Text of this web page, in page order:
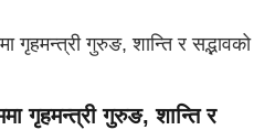
गृहमन्त्री गुरुङ, शान्ति र